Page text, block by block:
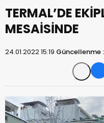
TERMAL’DE
MESAİSİNDE
24.01.2022 15:19 Güncellenme :